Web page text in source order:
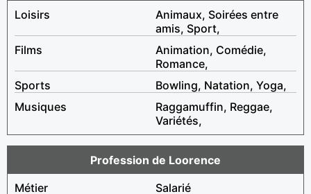
Loisirs
Animaux, Soirées entre
amis, Sport,
Films
Animation, Comédie,
Romance,
Sports
Bowling, Natation, Yoga,
Musiques
Raggamuffin, Reggae,
Variétés,
Profession de Loorence
Métier
Salarié